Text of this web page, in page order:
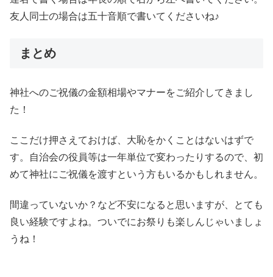
友人同士の場合は五十音順で書いてくださいね♪
まとめ
神社へのご祝儀の金額相場やマナーをご紹介してきまし
た！
ここだけ押さえておけば、大恥をかくことはないはずで
す。自治会の役員等は一年単位で変わったりするので、初
めて神社にご祝儀を渡すという方もいるかもしれません。
間違っていないか？など不安になると思いますが、とても
良い経験ですよね。ついでにお祭りも楽しんじゃいましょ
うね！